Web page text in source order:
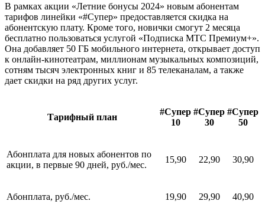
В рамках акции «Летние бонусы 2024» новым абонентам
тарифов линейки «#Супер» предоставляется скидка на
абонентскую плату. Кроме того, новички смогут 2 месяца
бесплатно пользоваться услугой «Подписка МТС Премиум+».
Она добавляет 50 ГБ мобильного интернета, открывает доступ
к онлайн-кинотеатрам, миллионам музыкальных композиций,
сотням тысяч электронных книг и 85 телеканалам, а также
дает скидки на ряд других услуг.
Тарифный план
#Супер
10
#Супер
30
#Супер
50
Абонплата для новых абонентов по
акции, в первые 90 дней, руб./мес.
15,90 22,90 30,90
Абонплата, руб./мес. 19,90 29,90 40,90